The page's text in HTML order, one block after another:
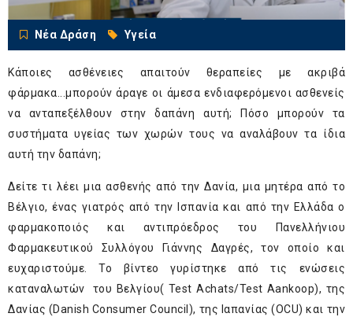
Νέα Δράση Υγεία
Κάποιες ασθένειες απαιτούν θεραπείες με ακριβά
φάρμακα...μπορούν άραγε οι άμεσα ενδιαφερόμενοι ασθενείς
να ανταπεξέλθουν στην δαπάνη αυτή; Πόσο μπορούν τα
συστήματα υγείας των χωρών τους να αναλάβουν τα ίδια
αυτή την δαπάνη;
Δείτε τι λέει μια ασθενής από την Δανία, μια μητέρα από το
Βέλγιο, ένας γιατρός από την Ισπανία και από την Ελλάδα ο
φαρμακοποιός και αντιπρόεδρος του Πανελλήνιου
Φαρμακευτικού Συλλόγου Γιάννης Δαγρές, τον οποίο και
ευχαριστούμε. Το βίντεο γυρίστηκε από τις ενώσεις
καταναλωτών του Βελγίου( Test Achats/Test Aankoop), της
Δανίας (Danish Consumer Council), της Ιαπανίας (OCU) και την